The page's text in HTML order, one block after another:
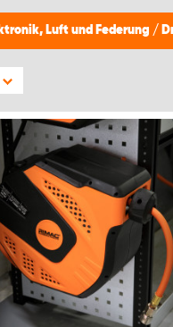
Luft und Federung /